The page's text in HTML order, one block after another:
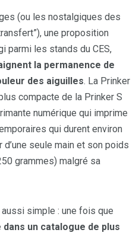
(ou les nostalgiques des
une proposition
parmi les stands du CES,
la permanence de
des aiguilles. La Prinker
compacte de la Prinker S
numérique qui imprime
qui durent environ
seule main et son poids
grammes) malgré sa
simple : une fois que
dans un catalogue de plus